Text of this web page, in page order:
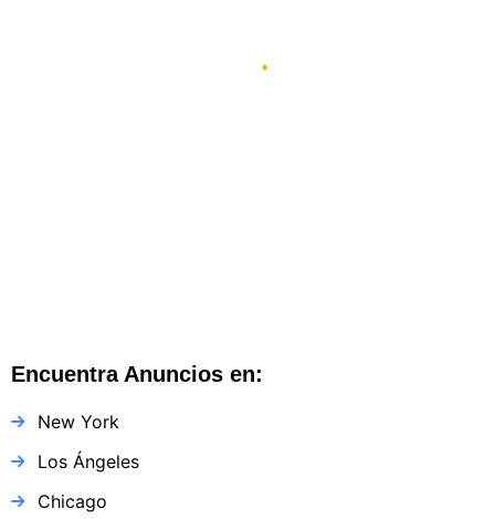
Encuentra Anuncios en:
New York
Los Ángeles
Chicago